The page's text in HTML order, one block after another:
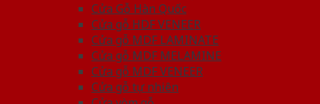
Cửa Gỗ Hàn Quốc
Cửa gỗ HDF VENEER
Cửa gỗ MDF LAMINATE
Cửa gỗ MDF MELAMINE
Cửa gỗ MDF VENEER
Cửa gỗ tự nhiên